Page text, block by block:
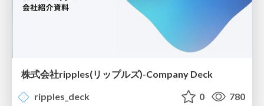
株式会社ripples(リップルズ)-Company Deck
ripples_deck
0 780